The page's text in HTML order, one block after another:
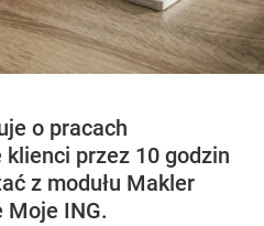
o pracach
przez 10 godzin
z modułu Makler
Moje ING.